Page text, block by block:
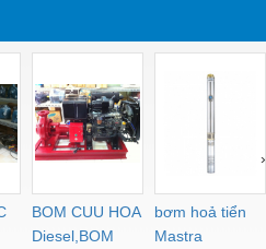
BOM CUU HOA
Diesel,BOM
bơm hoả tiển
Mastra
›